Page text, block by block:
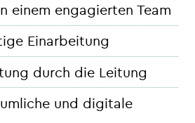
einem engagierten Team
Einarbeitung
durch die Leitung
und digitale